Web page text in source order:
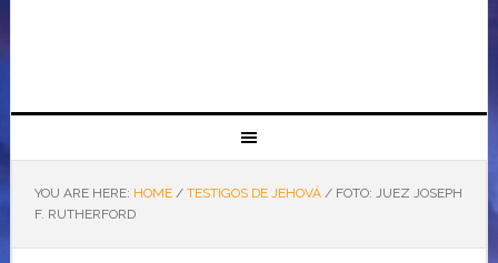
YOU ARE HERE: HOME / TESTIGOS DE JEHOVÁ /FOTO: JUEZ JOSEPH
F. RUTHERFORD